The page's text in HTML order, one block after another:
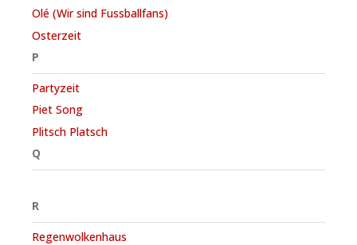
Olé (Wir sind Fussballfans)
Osterzeit
P
Partyzeit
Piet Song
Plitsch Platsch
Q
R
Regenwolkenhaus